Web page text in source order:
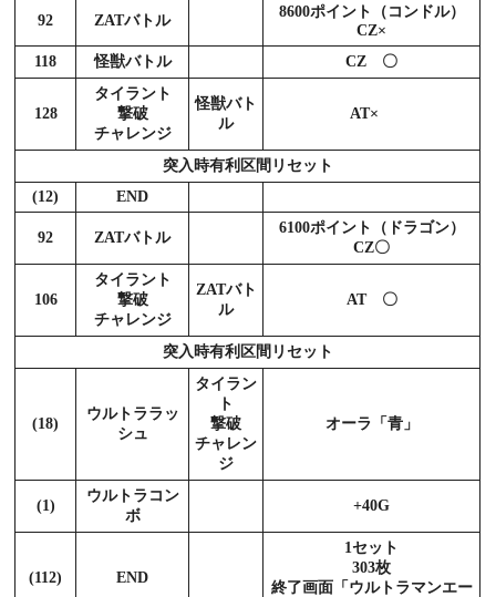
92 ZATバトル
8600ポイント（コンドル）
CZ×
118
怪獣バトル CZ 〇
128
タイラント
撃破
チャレンジ
怪獣バト
ル
AT×
突入時有利区間リセット
(12)
END
92 ZATバトル
6100ポイント（ドラゴン）
CZ〇
106
タイラント
撃破
チャレンジ
ZATバト
ル
AT 〇
突入時有利区間リセット
(18)
ウルトララッ
シュ
タイラン
ト
撃破
チャレン
ジ
オーラ「青」
(1)
ウルトラコン
ボ
+40G
(112) END
1セット
303枚
終了画面「ウルトラマンエー